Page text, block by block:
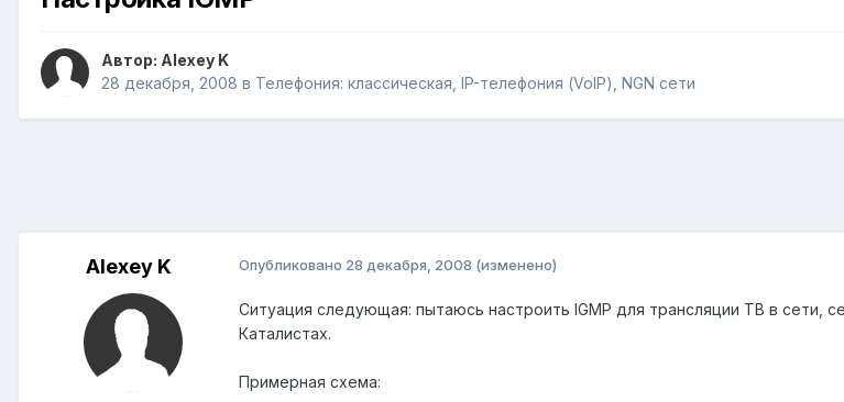
Автор: Alexey K
28 декабря, 2008 в Телефония: классическая, IP-телефония (VoIP), NGN сети
Alexey K Опубликовано 28 декабря, 2008 (изменено)
Ситуация следующая: пытаюсь настроить IGMP для трансляции ТВ в сети,
Каталистах.
Примерная схема: